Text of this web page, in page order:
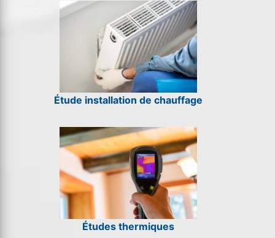
Étude installation de chauffage
Études thermiques